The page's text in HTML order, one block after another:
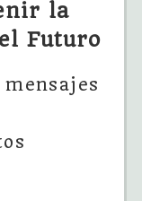
la
Futuro